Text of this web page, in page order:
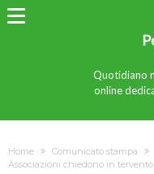
Quotidiano
online
Home Comunicato stampa
Associazioni chiedono in tervento